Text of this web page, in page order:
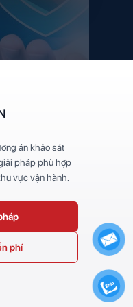
án khảo sát
pháp phù hợp
vực vận hành.
phí